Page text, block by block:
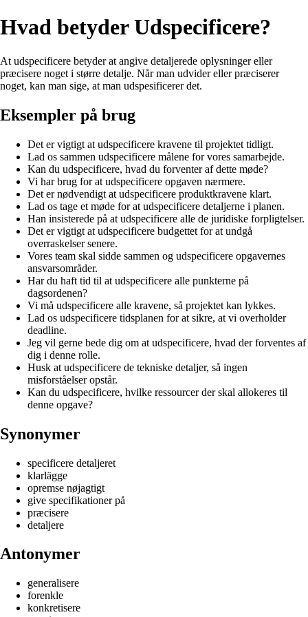
Hvad betyder Udspecificere?
At udspecificere betyder at angive detaljerede oplysninger eller
præcisere noget i større detalje. Når man udvider eller præciserer
noget, kan man sige, at man udspesificerer det.
Eksempler på brug
Det er vigtigt at udspecificere kravene til projektet tidligt.
Lad os sammen udspecificere målene for vores samarbejde.
Kan du udspecificere, hvad du forventer af dette møde?
Vi har brug for at udspecificere opgaven nærmere.
Det er nødvendigt at udspecificere produktkravene klart.
Lad os tage et møde for at udspecificere detaljerne i planen.
Han insisterede på at udspecificere alle de juridiske forpligtelser.
Det er vigtigt at udspecificere budgettet for at undgå
overraskelser senere.
Vores team skal sidde sammen og udspecificere opgavernes
ansvarsområder.
Har du haft tid til at udspecificere alle punkterne på
dagsordenen?
Vi må udspecificere alle kravene, så projektet kan lykkes.
Lad os udspecificere tidsplanen for at sikre, at vi overholder
deadline.
Jeg vil gerne bede dig om at udspecificere, hvad der forventes af
dig i denne rolle.
Husk at udspecificere de tekniske detaljer, så ingen
misforståelser opstår.
Kan du udspecificere, hvilke ressourcer der skal allokeres til
denne opgave?
Synonymer
specificere detaljeret
klarlägge
opremse nøjagtigt
give specifikationer på
præcisere
detaljere
Antonymer
generalisere
forenkle
konkretisere